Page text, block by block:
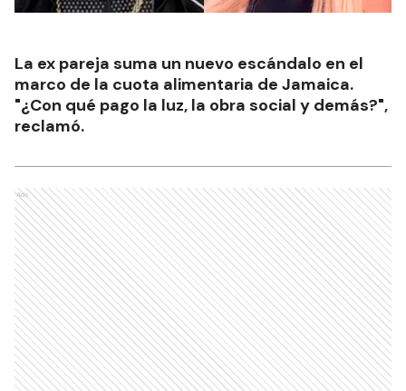
La ex pareja suma un nuevo escándalo en el
marco de la cuota alimentaria de Jamaica.
"¿Con qué pago la luz, la obra social y demás?",
reclamó.
Ads